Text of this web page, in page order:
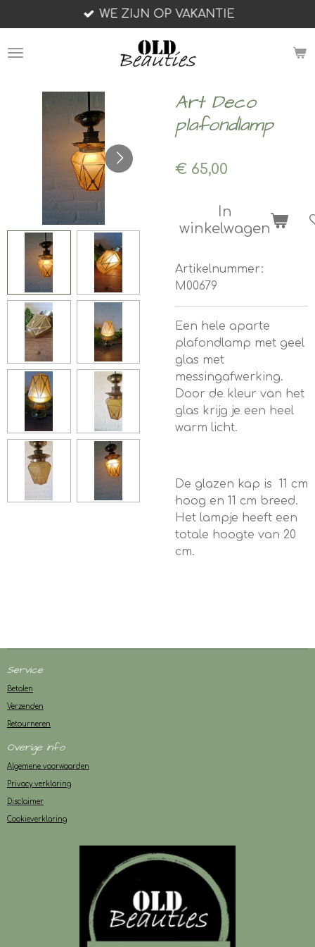
direct
naar
WE ZIJN OP VAKANTIE
Art Deco
plafondlamp
€ 65,00
In
winkelwagen
Artikelnummer:
M00679
Een hele aparte
plafondlamp met geel
glas met
messingafwerking.
Door de kleur van het
glas krijg je een heel
warm licht.
De glazen kap is 11 cm
hoog en 11 cm breed.
Het lampje heeft een
totale hoogte van 20
cm.
Service
Betalen
Verzenden
Retourneren
Overige info
Algemene voorwaarden
Privacy verklaring
Disclaimer
Cookieverklaring